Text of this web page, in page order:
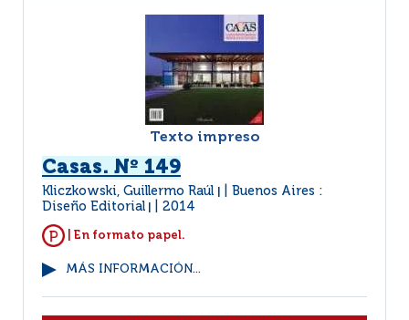
Texto impreso
Casas. Nº 149
Kliczkowski, Guillermo Raúl
Buenos Aires :
Diseño Editorial
2014
| En formato papel.
MÁS INFORMACIÓN...